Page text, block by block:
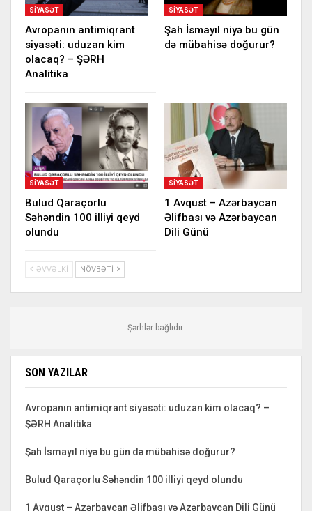
SIYASƏT
Avropanın antimiqrant
siyasəti: uduzan kim
olacaq? – ŞƏRH
Analitika
SIYASƏT
Şah İsmayıl niyə bu gün
də mübahisə doğurur?
SIYASƏT
Bulud Qaraçorlu
Səhəndin 100 illiyi qeyd
olundu
SIYASƏT
1 Avqust – Azərbaycan
Əlifbası və Azərbaycan
Dili Günü
ƏVVƏLKI NÖVBƏTI
Şərhlər bağlıdır.
SON YAZILAR
Avropanın antimiqrant siyasəti: uduzan kim olacaq? –
ŞƏRH Analitika
Şah İsmayıl niyə bu gün də mübahisə doğurur?
Bulud Qaraçorlu Səhəndin 100 illiyi qeyd olundu
1 Avqust – Azərbaycan Əlifbası və Azərbaycan Dili Günü